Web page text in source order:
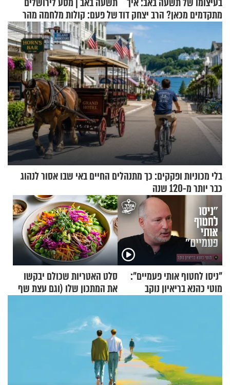
מתקדמים מכאן? הרב יצחק דוד
גרוסמן בשיחה מיוחדת
של פעם: קולות מלחמה מהר
הזיתים
בלי מכוניות ופקקים: כך מתנהלים החיים באי שבו אסור לנהוג
כבר יותר מ-120 שנה
"ניסו לחטוף אותי פעמיים":
מוטי כהנא בריאיון נוקב
סלט האטריות שכולם יבקשו
את המתכון שלו (וגם עצת שף